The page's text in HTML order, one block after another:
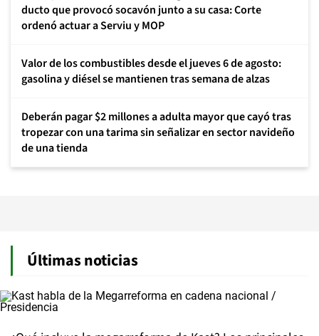
ducto que provocó socavón junto a su casa: Corte
ordenó actuar a Serviu y MOP
Valor de los combustibles desde el jueves 6 de agosto:
gasolina y diésel se mantienen tras semana de alzas
Deberán pagar $2 millones a adulta mayor que cayó tras
tropezar con una tarima sin señalizar en sector navideño
de una tienda
Últimas noticias